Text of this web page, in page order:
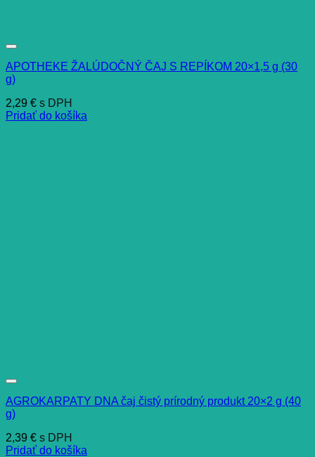
APOTHEKE ŽALÚDOČNÝ ČAJ S REPÍKOM 20×1,5 g (30
g)
2,29 € s DPH
Pridať do košíka
AGROKARPATY DNA čaj čistý prírodný produkt 20×2 g (40
g)
2,39 € s DPH
Pridať do košíka